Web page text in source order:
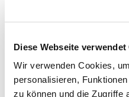
Diese Webseite verwendet
Wir verwenden Cookies,
personalisieren,
zu können und die Zugriffe
der Diakonie